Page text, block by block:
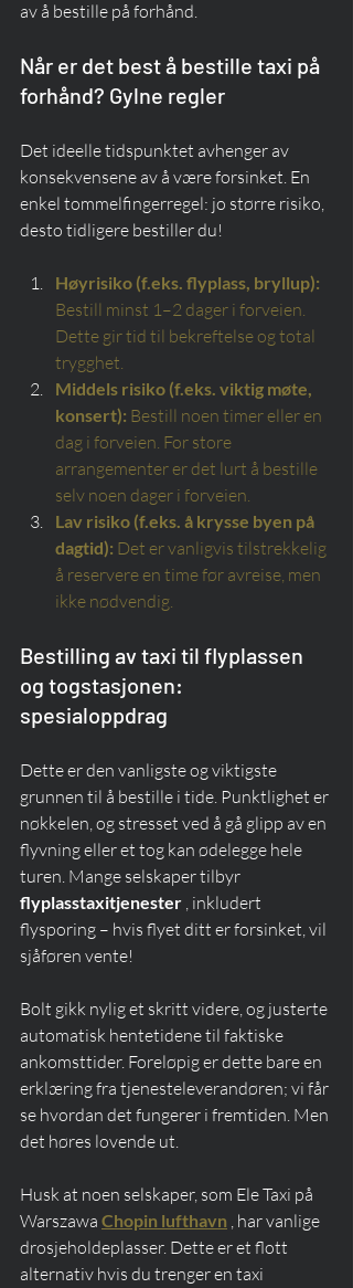
av å bestille på forhånd.
Når er det best å bestille taxi på
forhånd? Gylne regler
Det ideelle tidspunktet avhenger av
konsekvensene av å være forsinket. En
enkel tommelfingerregel: jo større risiko,
desto tidligere bestiller du!
Høyrisiko (f.eks. flyplass, bryllup):
Bestill minst 1–2 dager i forveien.
Dette gir tid til bekreftelse og total
trygghet.
Middels risiko (f.eks. viktig møte,
konsert): Bestill noen timer eller en
dag i forveien. For store
arrangementer er det lurt å bestille
selv noen dager i forveien.
Lav risiko (f.eks. å krysse byen på
dagtid): Det er vanligvis tilstrekkelig
å reservere en time før avreise, men
ikke nødvendig.
Bestilling av taxi til flyplassen
og togstasjonen:
spesialoppdrag
Dette er den vanligste og viktigste
grunnen til å bestille i tide. Punktlighet er
nøkkelen, og stresset ved å gå glipp av en
flyvning eller et tog kan ødelegge hele
turen. Mange selskaper tilbyr
flyplasstaxitjenester , inkludert
flysporing – hvis flyet ditt er forsinket, vil
sjåføren vente!
Bolt gikk nylig et skritt videre, og justerte
automatisk hentetidene til faktiske
ankomsttider. Foreløpig er dette bare en
erklæring fra tjenesteleverandøren; vi får
se hvordan det fungerer i fremtiden. Men
det høres lovende ut.
Husk at noen selskaper, som Ele Taxi på
Warszawa Chopin lufthavn , har vanlige
drosjeholdeplasser. Dette er et flott
alternativ hvis du trenger en taxi